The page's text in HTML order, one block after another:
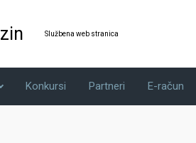
Službena web stranica
Konkursi Partneri E-račun